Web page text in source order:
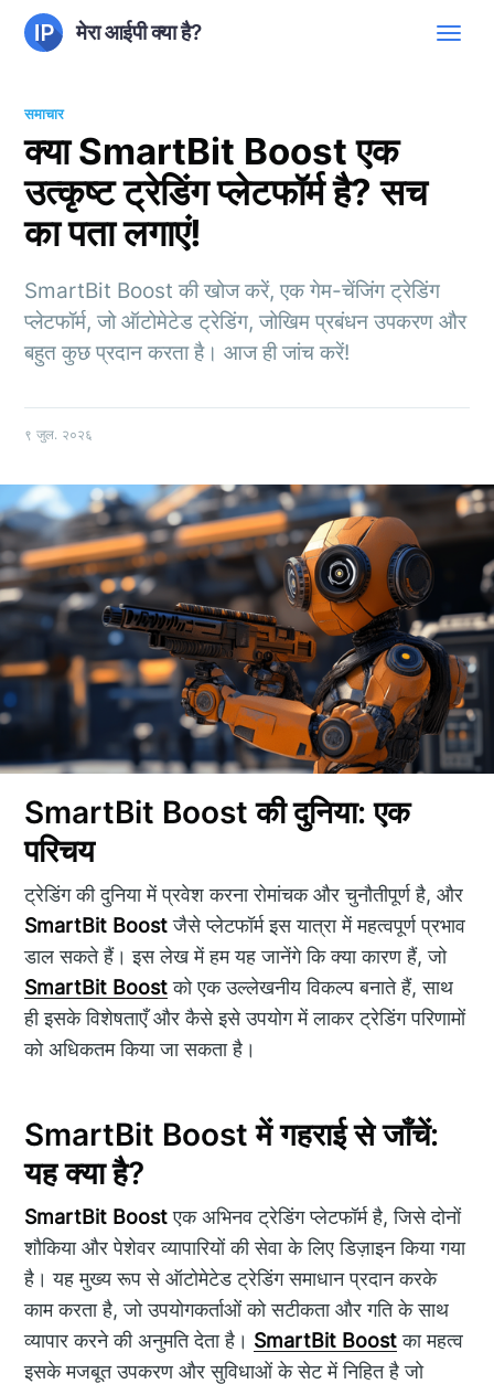
मेरा आईपी क्या है?
समाचार
क्या SmartBit Boost एक
उत्कृष्ट ट्रेडिंग प्लेटफॉर्म है? सच
का पता लगाएं!
SmartBit Boost की खोज करें, एक गेम-चेंजिंग ट्रेडिंग
प्लेटफॉर्म, जो ऑटोमेटेड ट्रेडिंग, जोखिम प्रबंधन उपकरण और
बहुत कुछ प्रदान करता है। आज ही जांच करें!
९ जुल. २०२६
SmartBit Boost की दुनिया: एक
परिचय
ट्रेडिंग की दुनिया में प्रवेश करना रोमांचक और चुनौतीपूर्ण है, और
SmartBit Boostजैसे प्लेटफॉर्म इस यात्रा में महत्वपूर्ण प्रभाव
डाल सकते हैं। इस लेख में हम यह जानेंगे कि क्या कारण हैं, जो
SmartBit Boostको एक उल्लेखनीय विकल्प बनाते हैं, साथ
ही इसके विशेषताएँ और कैसे इसे उपयोग में लाकर ट्रेडिंग परिणामों
को अधिकतम किया जा सकता है।
SmartBit Boost में गहराई से जाँचें:
यह क्या है?
SmartBit Boostएक अभिनव ट्रेडिंग प्लेटफॉर्म है, जिसे दोनों
शौकिया और पेशेवर व्यापारियों की सेवा के लिए डिज़ाइन किया गया
है। यह मुख्य रूप से ऑटोमेटेड ट्रेडिंग समाधान प्रदान करके
काम करता है, जो उपयोगकर्ताओं को सटीकता और गति के साथ
व्यापार करने की अनुमति देता है। SmartBit Boostका महत्व
इसके मजबूत उपकरण और सुविधाओं के सेट में निहित है जो